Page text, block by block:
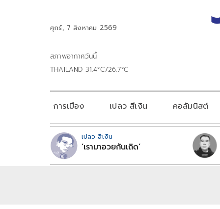
ศุกร์, 7 สิงหาคม 2569
สภาพอากาศวันนี้
THAILAND 31.4°C/26.7°C
การเมือง เปลว สีเงิน คอลัมนิสต์
เปลว สีเงิน
‘เรามาอวยกันเถิด’